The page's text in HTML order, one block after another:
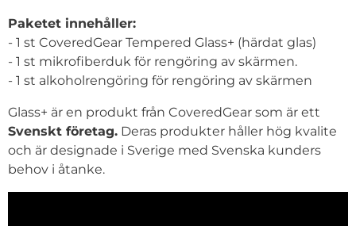
Paketet innehåller:
- 1 st CoveredGear Tempered Glass+ (härdat glas)
- 1 st mikrofiberduk för rengöring av skärmen.
- 1 st alkoholrengöring för rengöring av skärmen
Glass+ är en produkt från CoveredGear som är ett
Svenskt företag. Deras produkter håller hög kvalite
och är designade i Sverige med Svenska kunders
behov i åtanke.